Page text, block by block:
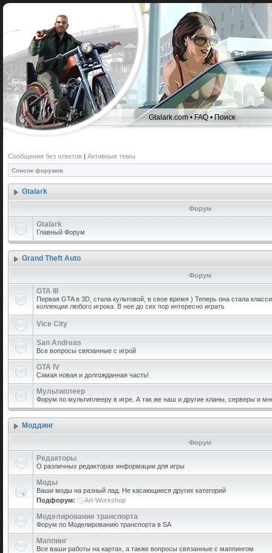
Gtalark.com •FAQ•Поиск
Сообщения без ответов | Активные темы
Список форумов
Gtalark
Форум
Gtalark
Главный Форум
Grand Theft Auto
Форум
GTA III
Первая GTA в 3D, стала культовой, в свое время ) Теперь она стала
коллекции любого игрока. В нее до сих пор интересно играть
Vice City
San Andreas
Все вопросы связанные с игрой
GTA IV
Самая новая и долгожданная часть!
Мультиплеер
Форум по мультиплееру в игре. А так же наш и другие кланы, серверы и
Моддинг
Форум
Редакторы
О различных редакторах информации для игры
Моды
Ваши моды на разный лад. Не касающиеся других категорий
Подфорум:
Art-Workshop
Моделирование транспорта
Форум по Моделированию транспорта в SA
Маппинг
Все ваши работы на картах, а также вопросы связанные с маппингом